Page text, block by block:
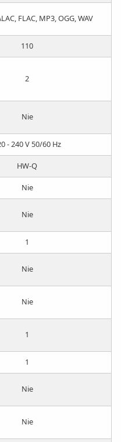
FLAC, MP3, OGG, WAV
110
2
Nie
- 240 V 50/60 Hz
HW-Q
Nie
Nie
1
Nie
Nie
1
1
Nie
Nie